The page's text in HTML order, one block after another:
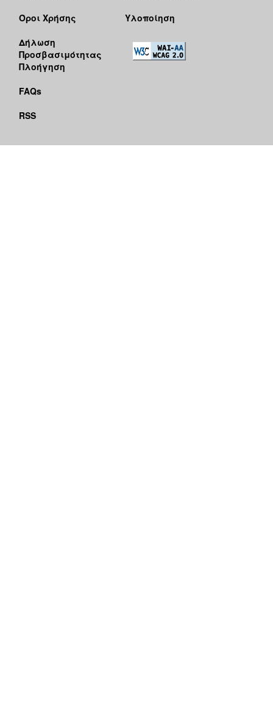
Όροι Χρήσης
Δήλωση
Προσβασιμότητας
Πλοήγηση
FAQs
RSS
Υλοποίηση